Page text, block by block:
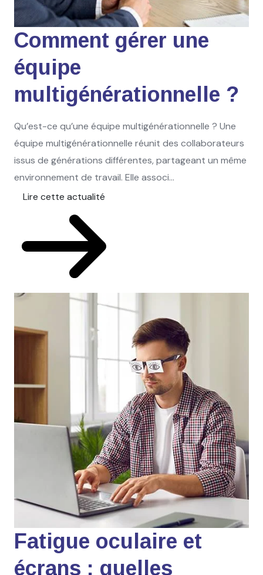
Comment gérer une
équipe
multigénérationnelle ?
Qu’est-ce qu’une équipe multigénérationnelle ? Une
équipe multigénérationnelle réunit des collaborateurs
issus de générations différentes, partageant un même
environnement de travail. Elle associ...
Lire cette actualité
Fatigue oculaire et
écrans : quelles